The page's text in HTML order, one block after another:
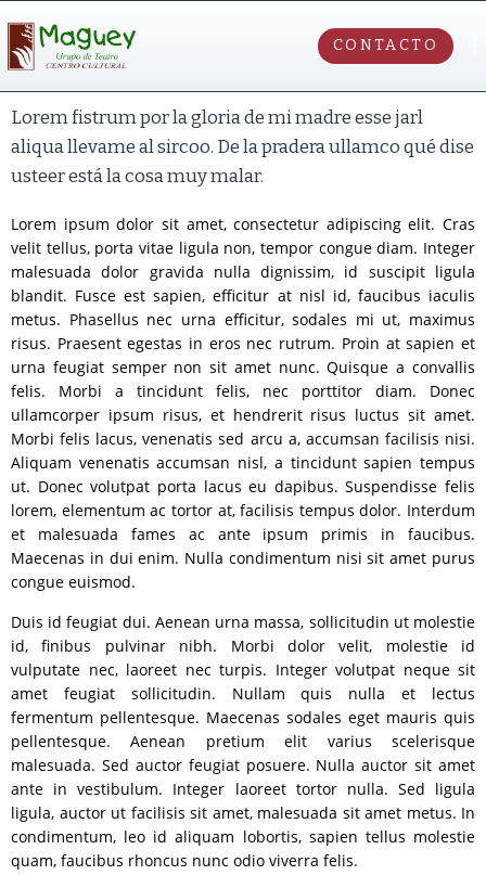
CONTACTO
Lorem fistrum por la gloria de mi madre esse jarl
aliqua llevame al sircoo. De la pradera ullamco qué dise
usteer está la cosa muy malar.
Lorem ipsum dolor sit amet, consectetur adipiscing elit. Cras
velit tellus, porta vitae ligula non, tempor congue diam. Integer
malesuada dolor gravida nulla dignissim, id suscipit ligula
blandit. Fusce est sapien, efficitur at nisl id, faucibus iaculis
metus. Phasellus nec urna efficitur, sodales mi ut, maximus
risus. Praesent egestas in eros nec rutrum. Proin at sapien et
urna feugiat semper non sit amet nunc. Quisque a convallis
felis. Morbi a tincidunt felis, nec porttitor diam. Donec
ullamcorper ipsum risus, et hendrerit risus luctus sit amet.
Morbi felis lacus, venenatis sed arcu a, accumsan facilisis nisi.
Aliquam venenatis accumsan nisl, a tincidunt sapien tempus
ut. Donec volutpat porta lacus eu dapibus. Suspendisse felis
lorem, elementum ac tortor at, facilisis tempus dolor. Interdum
et malesuada fames ac ante ipsum primis in faucibus.
Maecenas in dui enim. Nulla condimentum nisi sit amet purus
congue euismod.
Duis id feugiat dui. Aenean urna massa, sollicitudin ut molestie
id, finibus pulvinar nibh. Morbi dolor velit, molestie id
vulputate nec, laoreet nec turpis. Integer volutpat neque sit
amet feugiat sollicitudin. Nullam quis nulla et lectus
fermentum pellentesque. Maecenas sodales eget mauris quis
pellentesque. Aenean pretium elit varius scelerisque
malesuada. Sed auctor feugiat posuere. Nulla auctor sit amet
ante in vestibulum. Integer laoreet tortor nulla. Sed ligula
ligula, auctor ut facilisis sit amet, malesuada sit amet metus. In
condimentum, leo id aliquam lobortis, sapien tellus molestie
quam, faucibus rhoncus nunc odio viverra felis.